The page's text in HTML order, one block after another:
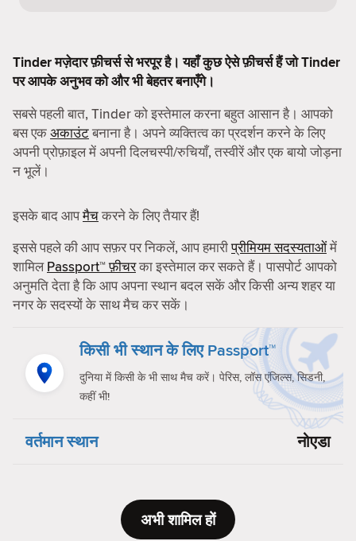
Tinder मज़ेदार फ़ीचर्स से भरपूर है। यहाँ कुछ ऐसे फ़ीचर्स हैं जो Tinder
पर आपके अनुभव को और भी बेहतर बनाएँगे।
सबसे पहली बात, Tinder को इस्तेमाल करना बहुत आसान है। आपको
बस एकअकाउंटबनाना है। अपने व्यक्तित्व का प्रदर्शन करने के लिए
अपनी प्रोफ़ाइल में अपनी दिलचस्पी/रुचियाँ, तस्वीरें और एक बायो जोड़ना
न भूलें।
इसके बाद आपमैचकरने के लिए तैयार हैं!
इससे पहले की आप सफ़र पर निकलें, आप हमारीप्रीमियम सदस्यताओंमें
शामिलPassport™ फ़ीचरका इस्तेमाल कर सकते हैं। पासपोर्ट आपको
अनुमति देता है कि आप अपना स्थान बदल सकें और किसी अन्य शहर या
नगर के सदस्यों के साथ मैच कर सकें।
किसी भी स्थान के लिए Passport™
दुनिया में किसी के भी साथ मैच करें। पेरिस, लॉस एंजिल्स, सिडनी,
कहीं भी!
वर्तमान स्थान नोएडा
अभी शामिल हों